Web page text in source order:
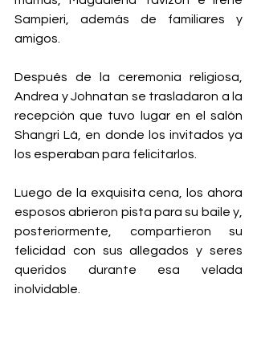
Sampieri, además de familiares y
amigos.
Después de la ceremonia religiosa,
Andrea y Johnatan se trasladaron a la
recepción que tuvo lugar en el salón
Shangri Lá, en donde los invitados ya
los esperaban para felicitarlos.
Luego de la exquisita cena, los ahora
esposos abrieron pista para su baile y,
posteriormente, compartieron su
felicidad con sus allegados y seres
queridos durante esa velada
inolvidable.